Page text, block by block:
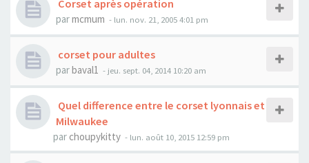
Corset après opération
parmcmum - lun. nov. 21, 2005 4:01 pm
corset pour adultes
parbaval1 - jeu. sept. 04, 2014 10:20 am
Quel difference entre le corset lyonnais et
Milwaukee
par choupykitty - lun. août 10, 2015 12:59 pm